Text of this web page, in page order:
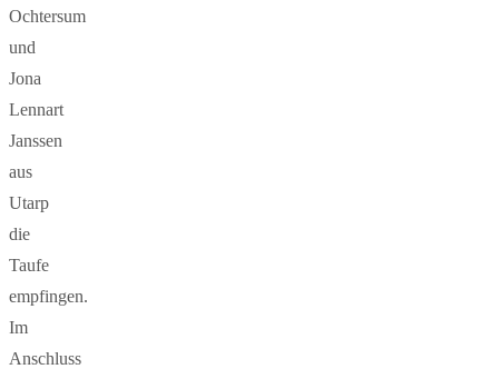
Ochtersum
und
Jona
Lennart
Janssen
aus
Utarp
die
Taufe
empfingen.
Im
Anschluss